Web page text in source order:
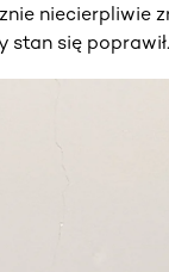
niecierpliwie
stan się poprawił.